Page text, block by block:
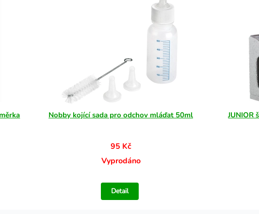
Nobby kojící sada pro odchov mláďat 50ml
95 Kč
Vyprodáno
Detail
JUNIOR